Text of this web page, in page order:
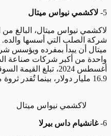
5- لاكشمي نيواس ميتال
شركة الصلب التي أسسها والده.
ميتال أن يبدأ بمفرده ويؤسس
واحدة من أكبر شركات صناعة
أغسطس 2024، تبلغ
16.9 مليار دولار، بينما تُقدر ثروة ميتال بنحو 14.9 مليار دولار.
لاكشمي نيواس ميتال
6- غانشيام داس بيرلا